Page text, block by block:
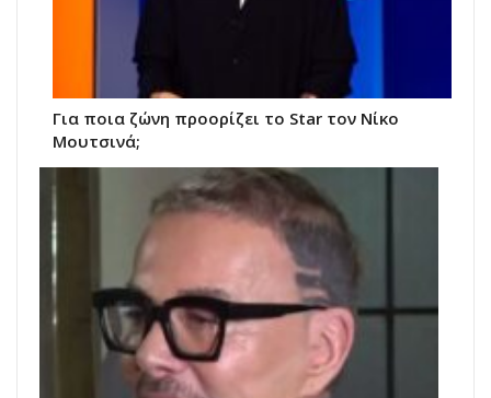
Για ποια ζώνη προορίζει το Star τον Νίκο
Μουτσινά;